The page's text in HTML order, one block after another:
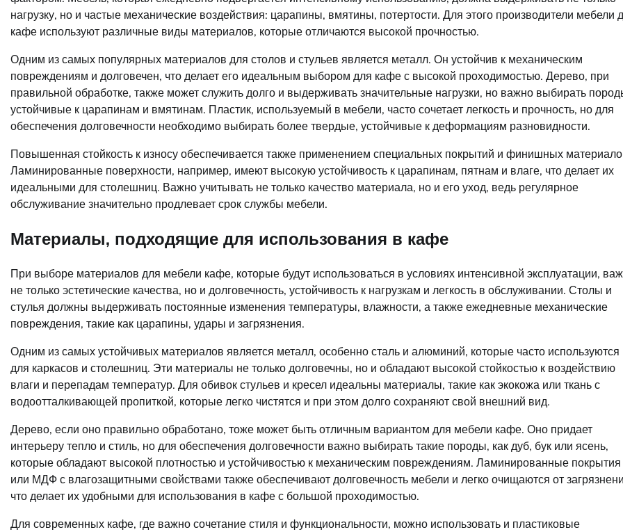
нагрузку, но и частые механические воздействия: царапины, вмятины, потертости. Для этого производители мебели
кафе используют различные виды материалов, которые отличаются высокой прочностью.
Одним из самых популярных материалов для столов и стульев является металл. Он устойчив к механическим
повреждениям и долговечен, что делает его идеальным выбором для кафе с высокой проходимостью. Дерево, при
правильной обработке, также может служить долго и выдерживать значительные нагрузки, но важно выбирать
устойчивые к царапинам и вмятинам. Пластик, используемый в мебели, часто сочетает легкость и прочность, но для
обеспечения долговечности необходимо выбирать более твердые, устойчивые к деформациям разновидности.
Повышенная стойкость к износу обеспечивается также применением специальных покрытий и финишных
Ламинированные поверхности, например, имеют высокую устойчивость к царапинам, пятнам и влаге, что делает их
идеальными для столешниц. Важно учитывать не только качество материала, но и его уход, ведь регулярное
обслуживание значительно продлевает срок службы мебели.
Материалы, подходящие для использования в кафе
При выборе материалов для мебели кафе, которые будут использоваться в условиях интенсивной эксплуатации,
не только эстетические качества, но и долговечность, устойчивость к нагрузкам и легкость в обслуживании. Столы и
стулья должны выдерживать постоянные изменения температуры, влажности, а также ежедневные механические
повреждения, такие как царапины, удары и загрязнения.
Одним из самых устойчивых материалов является металл, особенно сталь и алюминий, которые часто используются
для каркасов и столешниц. Эти материалы не только долговечны, но и обладают высокой стойкостью к воздействию
влаги и перепадам температур. Для обивок стульев и кресел идеальны материалы, такие как экокожа или ткань с
водоотталкивающей пропиткой, которые легко чистятся и при этом долго сохраняют свой внешний вид.
Дерево, если оно правильно обработано, тоже может быть отличным вариантом для мебели кафе. Оно придает
интерьеру тепло и стиль, но для обеспечения долговечности важно выбирать такие породы, как дуб, бук или ясень,
которые обладают высокой плотностью и устойчивостью к механическим повреждениям. Ламинированные покрытия
или МДФ с влагозащитными свойствами также обеспечивают долговечность мебели и легко очищаются от
что делает их удобными для использования в кафе с большой проходимостью.
Для современных кафе, где важно сочетание стиля и функциональности, можно использовать и пластиковые